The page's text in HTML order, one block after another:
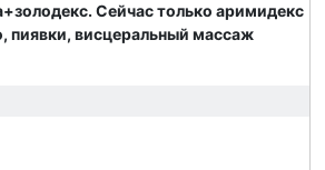
Сейчас только аримидекс
пиявки, висцеральный массаж